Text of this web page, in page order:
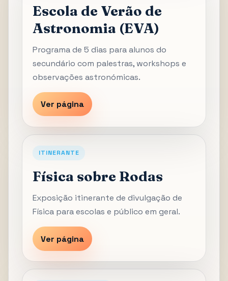
Escola de Verão de
Astronomia (EVA)
Programa de 5 dias para alunos do
secundário com palestras, workshops e
observações astronómicas.
Ver página
ITINERANTE
Física sobre Rodas
Exposição itinerante de divulgação de
Física para escolas e público em geral.
Ver página